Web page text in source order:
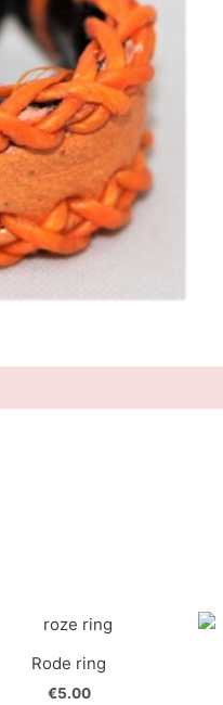
Rode ring
€5.00